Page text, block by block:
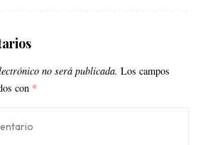
no será publicada. Los campos
con *